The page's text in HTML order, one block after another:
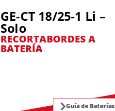
GE-CT 18/25-1 Li –
Solo
RECORTABORDES A
BATERÍA
Guía de Baterías